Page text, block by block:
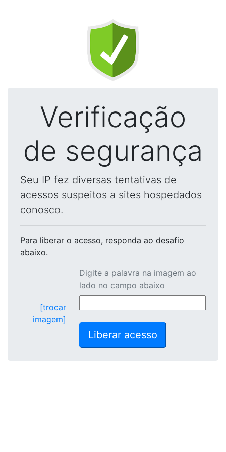
Verificação
de segurança
Seu IP fez diversas tentativas de
acessos suspeitos a sites hospedados
conosco.
Para liberar o acesso, responda ao desafio
abaixo.
[trocar
imagem]
Digite a palavra na imagem ao
lado no campo abaixo